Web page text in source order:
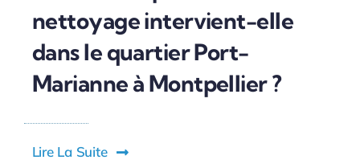
nettoyage intervient-elle
dans le quartier Port-
Marianne à Montpellier ?
Lire La Suite